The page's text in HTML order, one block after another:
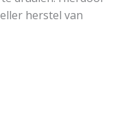
herstel van